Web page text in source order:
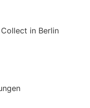
in Berlin